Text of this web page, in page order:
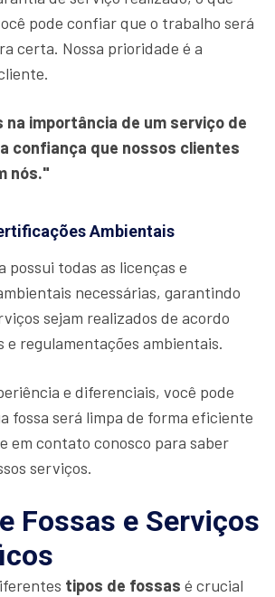
pode confiar que o trabalho será
certa. Nossa prioridade é a
importância de um serviço de
confiança que nossos clientes
nós."
Ambientais
possui todas as licenças e
necessárias, garantindo
sejam realizados de acordo
e regulamentações ambientais.
e diferenciais, você pode
fossa será limpa de forma eficiente
em contato conosco para saber
serviços.
Fossas e Serviços
tipos de fossas é crucial